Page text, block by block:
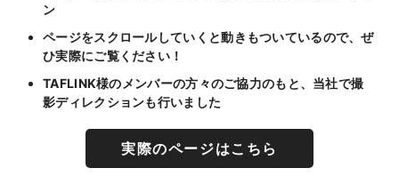
ン
ページをスクロールしていくと動きもついているので、ぜ
ひ実際にご覧ください！
TAFLINK様のメンバーの方々のご協力のもと、当社で撮
影ディレクションも行いました
実際のページはこちら